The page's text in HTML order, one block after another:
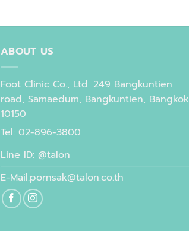
ABOUT US
Foot Clinic Co., Ltd. 249 Bangkuntien
road, Samaedum, Bangkuntien, Bangkok
10150
Tel: 02-896-3800
Line ID: @talon
E-Mail:pornsak@talon.co.th